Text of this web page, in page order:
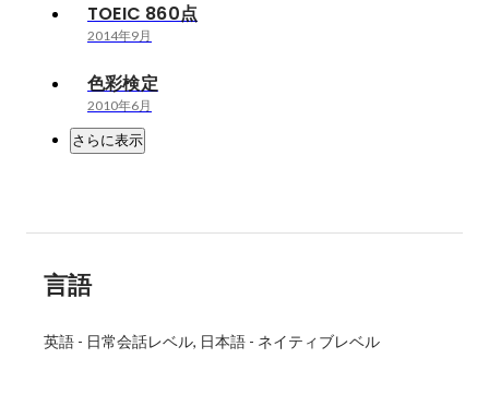
TOEIC 860点
2014年9月
色彩検定
2010年6月
さらに表示
言語
英語 - 日常会話レベル 日本語 - ネイティブレベル